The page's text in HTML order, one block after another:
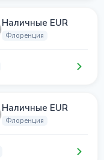
Наличные EUR
Флоренция
Наличные EUR
Флоренция